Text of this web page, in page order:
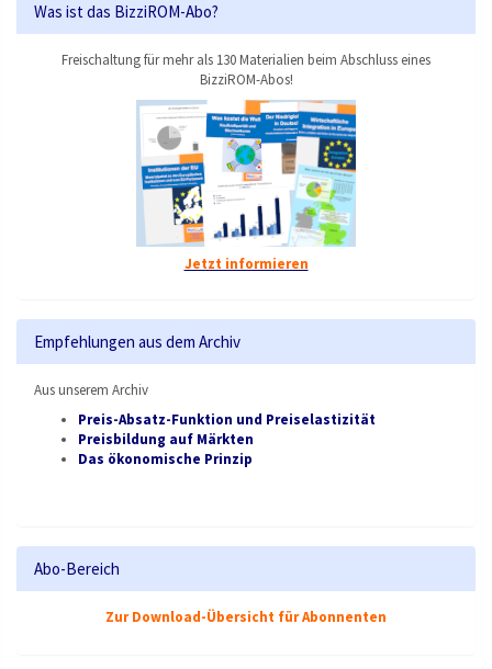
Was ist das BizziROM-Abo?
Freischaltung für mehr als 130 Materialien beim Abschluss eines
BizziROM-Abos!
Jetzt informieren
Empfehlungen aus dem Archiv
Aus unserem Archiv
Preis-Absatz-Funktion und Preiselastizität
Preisbildung auf Märkten
Das ökonomische Prinzip
Abo-Bereich
Zur Download-Übersicht für Abonnenten